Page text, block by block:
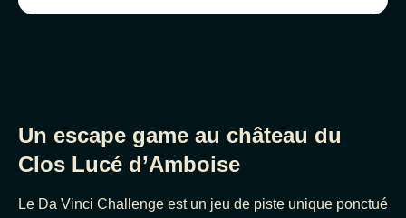
Un escape game au château du
Clos Lucé d’Amboise
Le Da Vinci Challenge est un jeu de piste unique ponctué